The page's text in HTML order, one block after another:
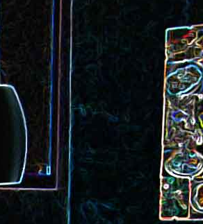
et aux Cookie géant aux pépites de
chocolat et au miel